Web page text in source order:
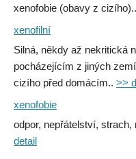
xenofobie (obavy z cizího)..
xenofilní
Silná, někdy až nekritická
pocházejícím z jiných
cizího před domácím.. >>
xenofobie
odpor, nepřátelství,
detail